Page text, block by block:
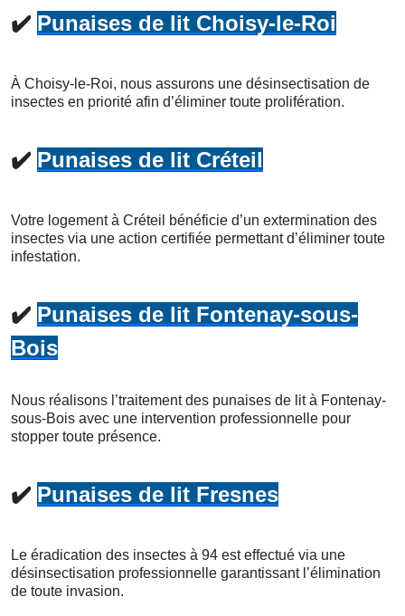
✔️ Punaises de lit Choisy-le-Roi
À Choisy-le-Roi, nous assurons une désinsectisation de
insectes en priorité afin d’éliminer toute prolifération.
✔️ Punaises de lit Créteil
Votre logement à Créteil bénéficie d’un extermination des
insectes via une action certifiée permettant d’éliminer toute
infestation.
✔️ Punaises de lit Fontenay-sous-
Bois
Nous réalisons l’traitement des punaises de lit à Fontenay-
sous-Bois avec une intervention professionnelle pour
stopper toute présence.
✔️ Punaises de lit Fresnes
Le éradication des insectes à 94 est effectué via une
désinsectisation professionnelle garantissant l’élimination
de toute invasion.